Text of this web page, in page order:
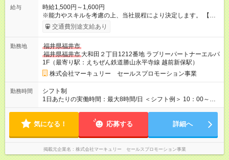
給与
時給1,500円～1,600円
※能力やスキルを考慮の上、当社規程により決定します。 【試
用期間】試用期間あり 試用期間の長さ：3ヶ月 雇用形態、給与
は本採用時と同じです。
交通費別途支給あり
勤務地
福井県福井市
福井県福井市 大和田２丁目1212番地 ラブリーパートナーエルパ
1F（最寄り駅：えちぜん鉄道勝山永平寺線 越前新保駅）
株式会社マーキュリー セールスプロモーション事業
勤務時間
シフト制
1日あたりの実働時間：最大8時間/日 ＜シフト例＞ 10：00～
19：00 11：00～20：00 ※シフト制・週5日勤務
気になる！ 応募する 詳細へ
掲載元企業名 株式会社マーキュリー セールスプロモーション事業